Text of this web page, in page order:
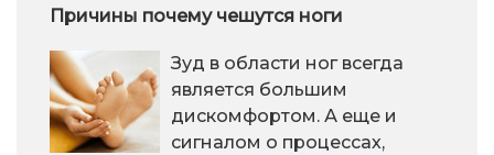
Причины почему чешутся ноги
Зуд в области ног всегда
является большим
дискомфортом. А еще и
сигналом о процессах,